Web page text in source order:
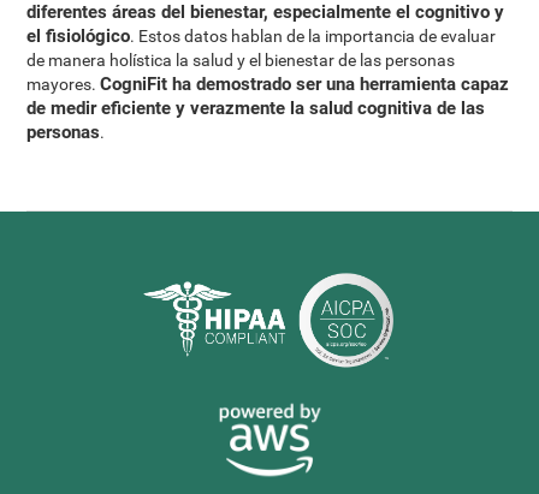
diferentes áreas del bienestar, especialmente el cognitivo y
el fisiológico. Estos datos hablan de la importancia de evaluar
de manera holística la salud y el bienestar de las personas
mayores.CogniFit ha demostrado ser una herramienta capaz
de medir eficiente y verazmente la salud cognitiva de las
personas.